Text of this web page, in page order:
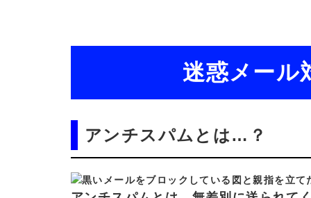
迷惑メール
アンチスパム とは…？